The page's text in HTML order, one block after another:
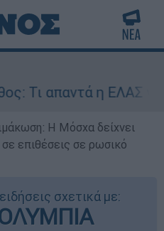
η ΕΛΑΣ για τους 8
Η Μόσχα δείχνει
επιθέσεις σε ρωσικό
σχετικά με: